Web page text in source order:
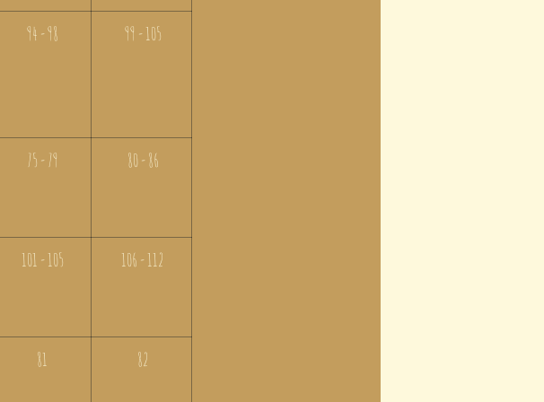
94 - 98 99 - 105
75 - 79 80 - 86
101 - 105 106 - 112
81 82